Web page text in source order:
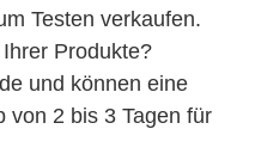
Testen verkaufen.
Produkte?
und können eine
von 2 bis 3 Tagen für